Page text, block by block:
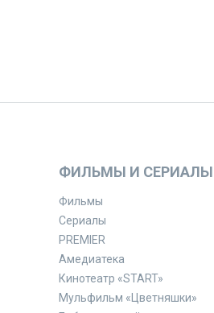
ФИЛЬМЫ И СЕРИАЛЫ
Фильмы
Сериалы
PREMIER
Амедиатека
Кинотеатр «START»
Мульфильм «Цветняшки»